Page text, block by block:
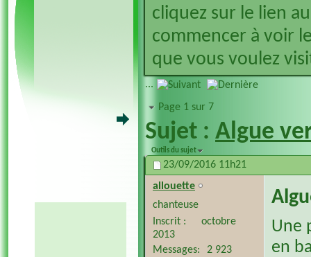
cliquez sur le lien
commencer à voir
que vous voulez
...
Page 1 sur 7
Sujet : Algue
Outils du sujet
23/09/2016 11h21
allouette
chanteuse
Inscrit
octobre
2013
Messages
2 923
Une
en